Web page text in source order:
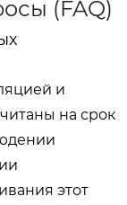
(FAQ)
и
на срок
этот